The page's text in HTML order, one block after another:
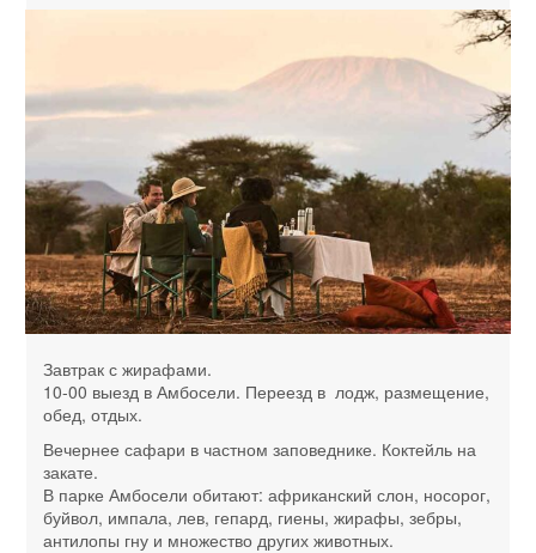
Завтрак с жирафами.
10-00 выезд в Амбосели. Переезд в лодж, размещение,
обед, отдых.
Вечернее сафари в частном заповеднике. Коктейль на
закате.
В парке Амбосели обитают: африканский слон, носорог,
буйвол, импала, лев, гепард, гиены, жирафы, зебры,
антилопы гну и множество других животных.